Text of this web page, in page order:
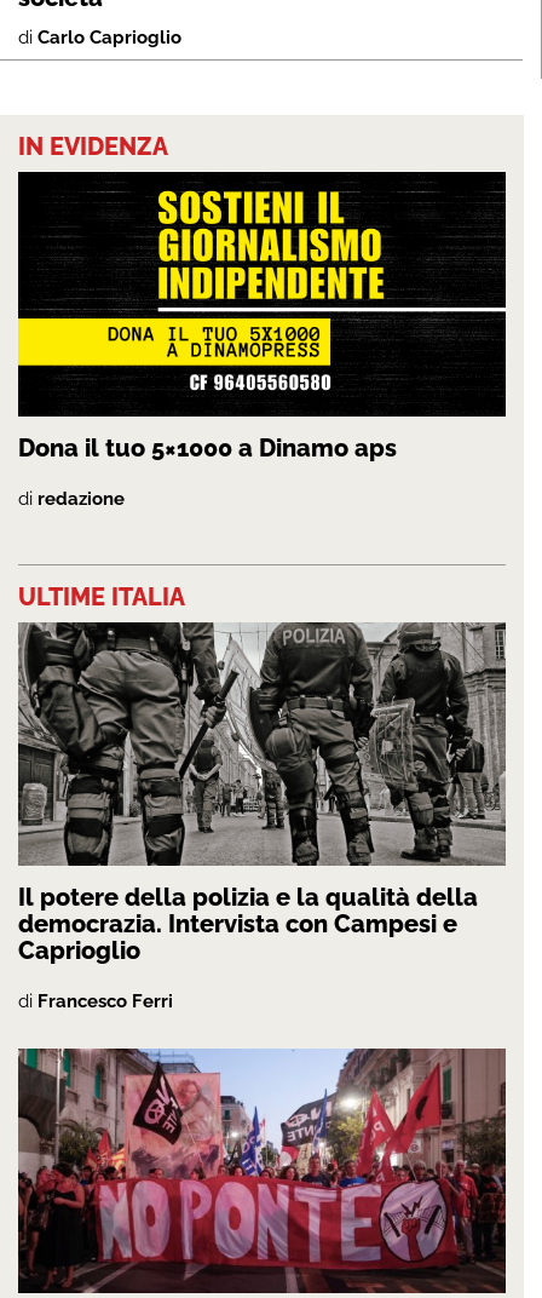
di Carlo Caprioglio
IN EVIDENZA
Dona il tuo 5×1000 a Dinamo aps
di redazione
ULTIME ITALIA
Il potere della polizia e la qualità della
democrazia. Intervista con Campesi e
Caprioglio
di Francesco Ferri